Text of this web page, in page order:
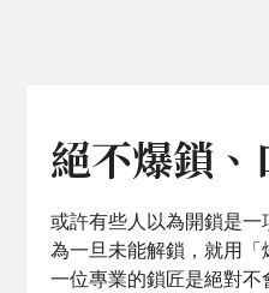
絕不爆鎖
或許有些人以為開鎖是
為一旦未能解鎖，就用「
一位專業的鎖匠是絕對